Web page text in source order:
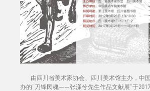
由四川省美术家协会、四川美术馆主办，中
办的“刀锋民魂——张漾兮先生作品文献展”于